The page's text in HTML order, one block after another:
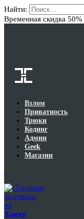
Найти:
Временная скидка 50%
Взлом
Приватность
Трюки
Кодинг
Админ
Geek
Магазин
Годовая
подписка
на
Хакер